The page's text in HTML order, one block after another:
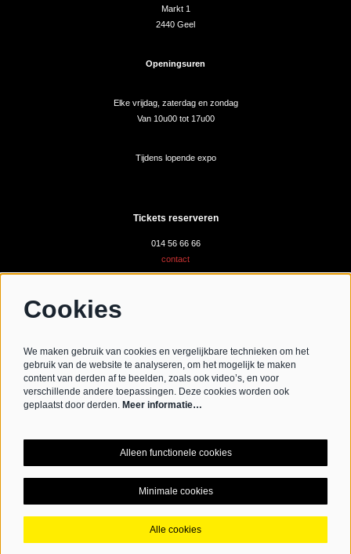
Markt 1
2440 Geel
Openingsuren
Elke vrijdag, zaterdag en zondag
Van 10u00 tot 17u00
Tijdens lopende expo
Tickets reserveren
014 56 66 66
contact
Schrijf je in voor de nieuwsbrief
Schrijf mij in aub
Powered byCultureSuite
Cookies
We maken gebruik van cookies en vergelijkbare technieken om het
gebruik van de website te analyseren, om het mogelijk te maken
content van derden af te beelden, zoals ook video’s, en voor
verschillende andere toepassingen. Deze cookies worden ook
geplaatst door derden. Meer informatie…
Alleen functionele cookies
Minimale cookies
Alle cookies